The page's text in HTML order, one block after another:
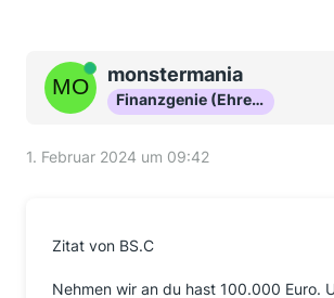
Onlinemonstermania
Finanzgenie (Ehrenmitglied)
1. Februar 2024 um 09:42
Zitat von BS.C
Nehmen wir an du hast 100.000 Euro.